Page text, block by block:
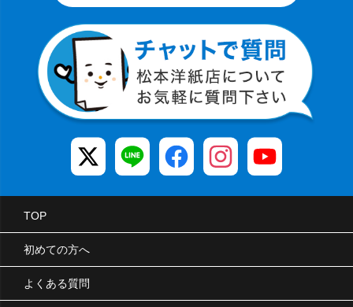
TOP
初めての方へ
よくある質問